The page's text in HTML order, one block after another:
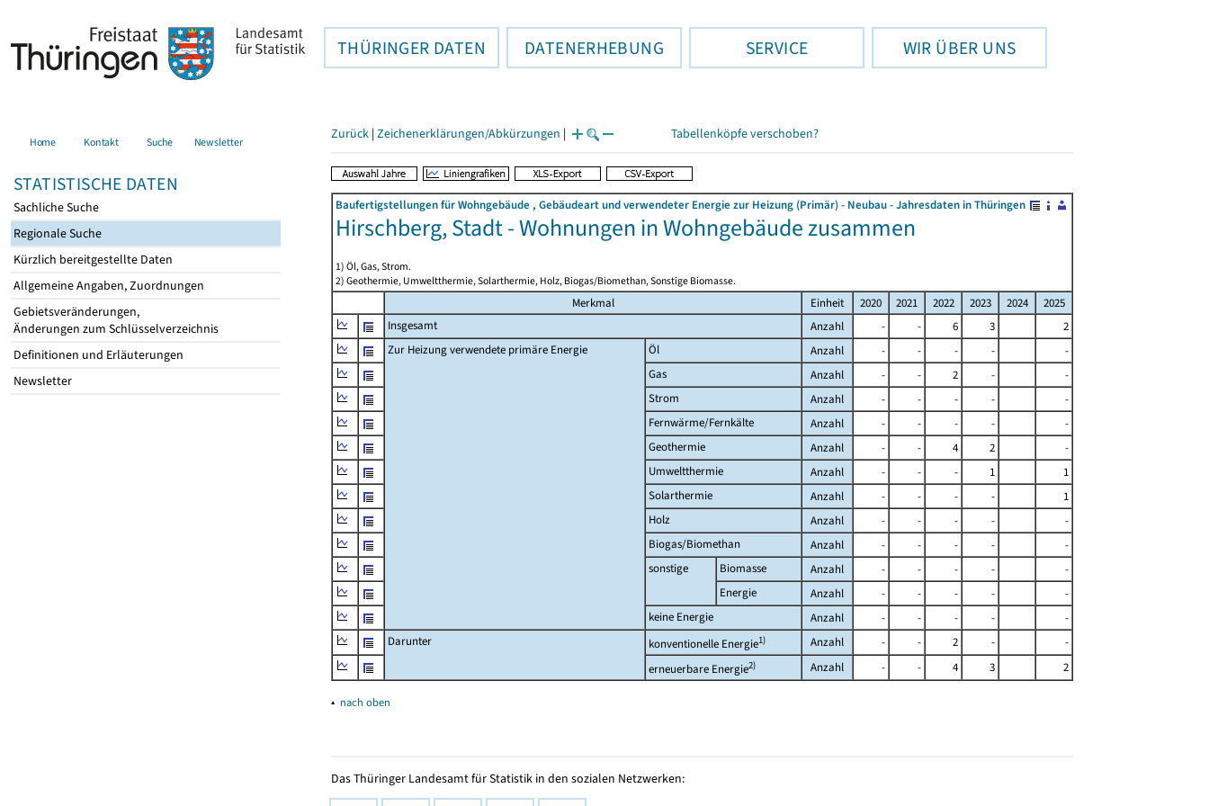
THÜRINGER DATEN DATENERHEBUNG SERVICE WIR ÜBER UNS
Home Kontakt Suche Newsletter
STATISTISCHE DATEN
Sachliche Suche
Regionale Suche
Kürzlich bereitgestellte Daten
Allgemeine Angaben, Zuordnungen
Gebietsveränderungen,
Änderungen zum Schlüsselverzeichnis
Definitionen und Erläuterungen
Newsletter
Zurück | Zeichenerklärungen/Abkürzungen | Tabellenköpfe verschoben?
Baufertigstellungen für Wohngebäude , Gebäudeart und verwendeter Energie zur Heizung (Primär) - Neubau - Jahresdaten in Thüringen
Hirschberg, Stadt - Wohnungen in Wohngebäude zusammen
1) Öl, Gas, Strom.
2) Geothermie, Umweltthermie, Solarthermie, Holz, Biogas/Biomethan, Sonstige Biomasse.
Merkmal Einheit 2020 2021 2022 2023 2024
2025
Insgesamt
Anzahl - - 6 3
2
Zur Heizung verwendete primäre Energie
Öl Anzahl - - - -
-
Gas
Anzahl - - 2 -
-
Strom
Anzahl - - - -
-
Fernwärme/Fernkälte
Anzahl - - - -
-
Geothermie
Anzahl - - 4 2
-
Umweltthermie
Anzahl - - - 1
1
Solarthermie
Anzahl - - - -
1
Holz
Anzahl - - - -
-
Biogas/Biomethan
Anzahl - - - -
-
sonstige
Biomasse Anzahl - - - -
-
Energie
Anzahl - - - -
-
keine Energie
Anzahl - - - -
-
Darunter
konventionelle Energie1) Anzahl - - 2 -
-
erneuerbare Energie2) Anzahl - - 4 3 2
▴ nach oben
Das Thüringer Landesamt für Statistik in den sozialen Netzwerken: